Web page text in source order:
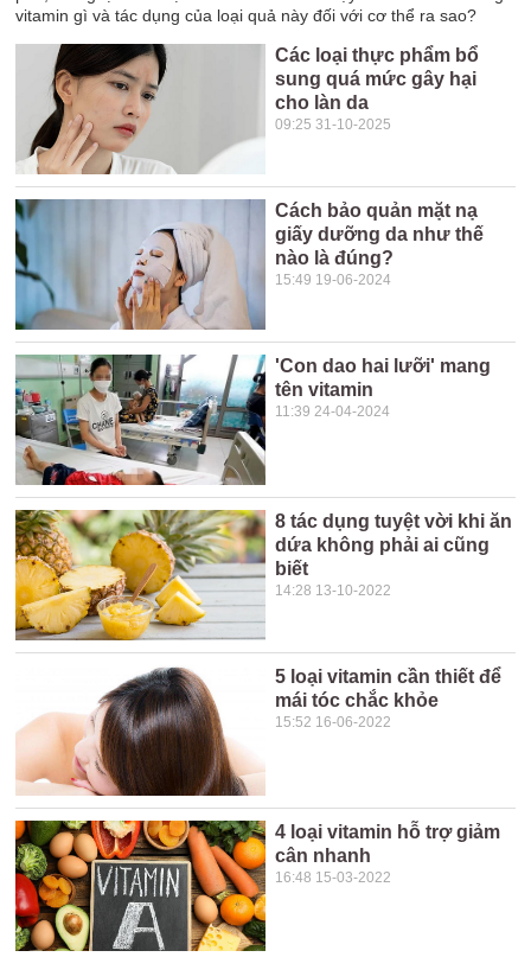
vitamin gì và tác dụng của loại quả này đối với cơ thể ra sao?
Các loại thực phẩm bổ
sung quá mức gây hại
cho làn da
09:25 31-10-2025
Cách bảo quản mặt nạ
giấy dưỡng da như thế
nào là đúng?
15:49 19-06-2024
'Con dao hai lưỡi' mang
tên vitamin
11:39 24-04-2024
8 tác dụng tuyệt vời khi ăn
dứa không phải ai cũng
biết
14:28 13-10-2022
5 loại vitamin cần thiết để
mái tóc chắc khỏe
15:52 16-06-2022
4 loại vitamin hỗ trợ giảm
cân nhanh
16:48 15-03-2022